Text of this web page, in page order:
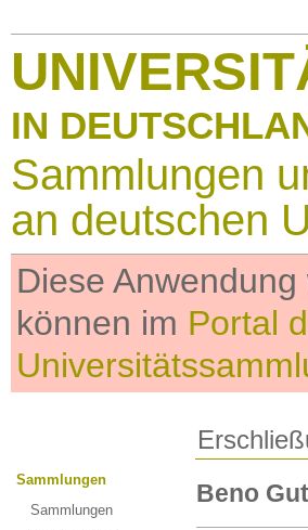
IN
Sammlungen
an deutschen
Diese
können im Portal
Sammlungen
Sammlungen
Beno